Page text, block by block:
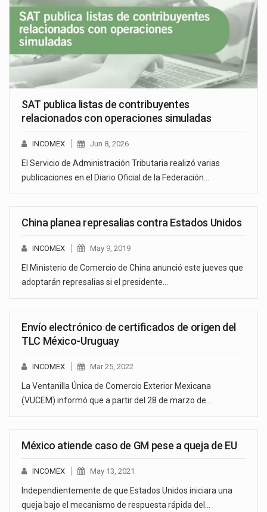
SAT publica listas de contribuyentes
relacionados con operaciones simuladas
INCOMEX Jun 8, 2026
El Servicio de Administración Tributaria realizó varias
publicaciones en el Diario Oficial de la Federación…
China planea represalias contra Estados Unidos
INCOMEX May 9, 2019
El Ministerio de Comercio de China anunció este jueves que
adoptarán represalias si el presidente…
Envío electrónico de certificados de origen del
TLC México-Uruguay
INCOMEX Mar 25, 2022
La Ventanilla Única de Comercio Exterior Mexicana
(VUCEM) informó que a partir del 28 de marzo de…
México atiende caso de GM pese a queja de EU
INCOMEX May 13, 2021
Independientemente de que Estados Unidos iniciara una
queja bajo el mecanismo de respuesta rápida del…